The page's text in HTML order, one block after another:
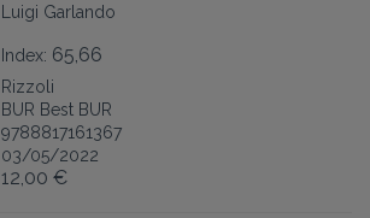
Luigi Garlando
Index: 65,66
Rizzoli
BUR Best BUR
9788817161367
03/05/2022
12,00 €